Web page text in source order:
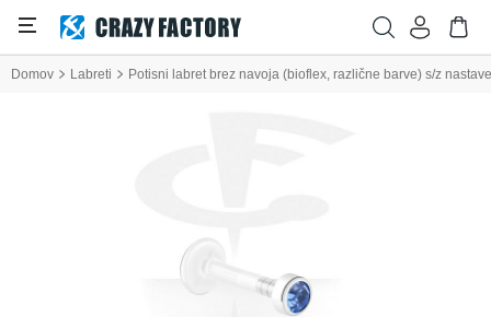
Domov Labreti Potisni labret brez navoja (bioflex, različne barve) s/z